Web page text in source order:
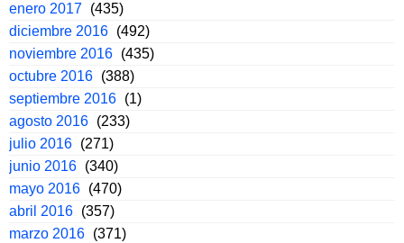
enero 2017 (435)
diciembre 2016 (492)
noviembre 2016 (435)
octubre 2016 (388)
septiembre 2016 (1)
agosto 2016 (233)
julio 2016 (271)
junio 2016 (340)
mayo 2016 (470)
abril 2016 (357)
marzo 2016 (371)